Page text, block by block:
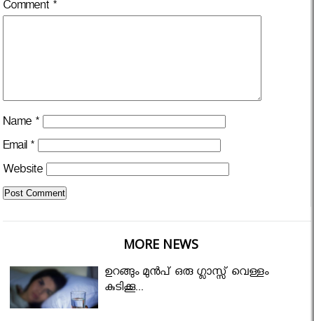
Comment *
Name *
Email *
Website
MORE NEWS
ഉറങ്ങും മുന്‍പ് ഒരു ഗ്ലാസ്സ് വെള്ളം
കുടിക്കൂ...